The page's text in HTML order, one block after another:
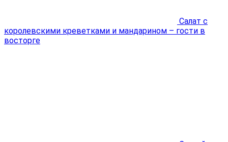
Салат с
королевскими креветками и мандарином – гости в
восторге